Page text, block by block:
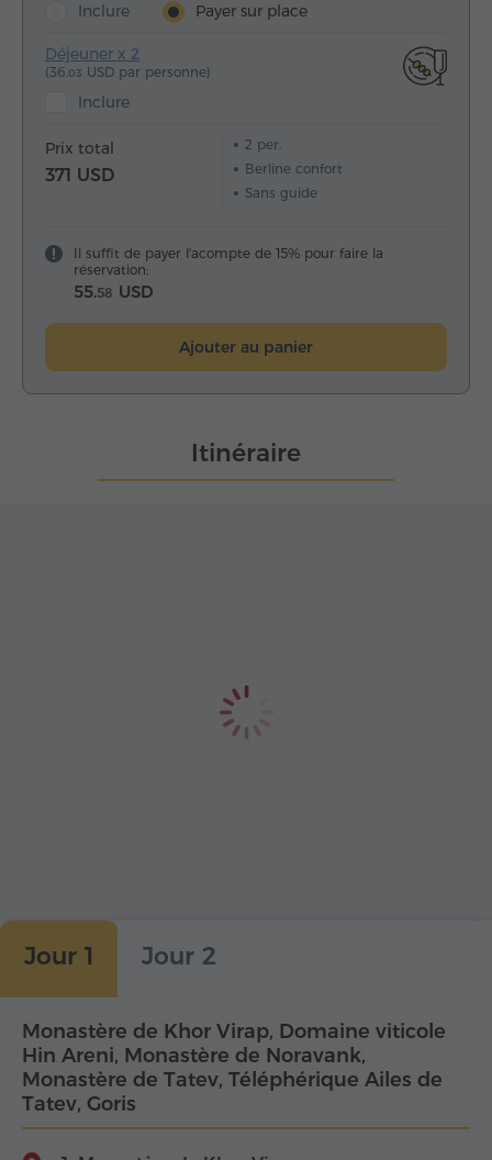
Inclure Payer sur place
Déjeuner x 2
(36.03 USD par personne)
Inclure
Prix total
371 USD
2per.
Berline confort
Sans guide
Il suffit de payer l'acompte de 15% pour faire la
réservation:
55.58 USD
Ajouter au panier
Itinéraire
Jour 1 Jour 2
Monastère de Khor Virap, Domaine viticole
Hin Areni, Monastère de Noravank,
Monastère de Tatev, Téléphérique Ailes de
Tatev, Goris